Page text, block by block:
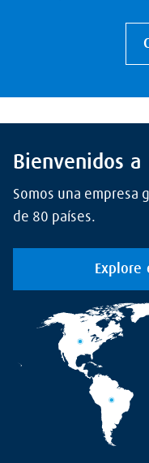
Bienvenidos
Somos una empresa
de 80 países.